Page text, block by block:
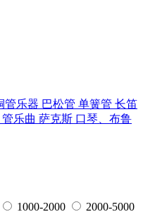
管乐器 巴松管 单簧管 长笛
管乐曲 萨克斯 口琴、布鲁
1000-2000
2000-5000